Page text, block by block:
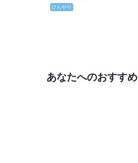
ひんやり
あなたへのおすすめ